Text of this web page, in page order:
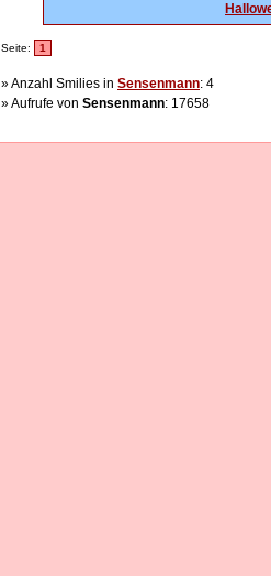
Seite: 1
» Anzahl Smilies in Sensenmann: 4
» Aufrufe von Sensenmann: 17658